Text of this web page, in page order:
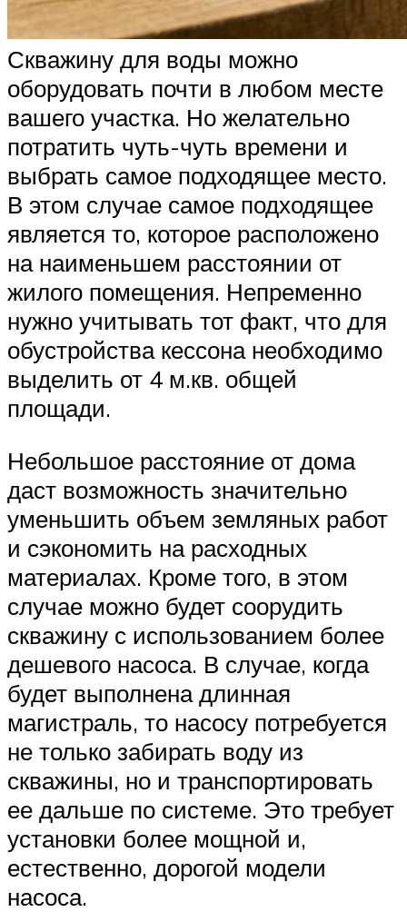
Скважину для воды можно
оборудовать почти в любом месте
вашего участка. Но желательно
потратить чуть-чуть времени и
выбрать самое подходящее место.
В этом случае самое подходящее
является то, которое расположено
на наименьшем расстоянии от
жилого помещения. Непременно
нужно учитывать тот факт, что для
обустройства кессона необходимо
выделить от 4 м.кв. общей
площади.
Небольшое расстояние от дома
даст возможность значительно
уменьшить объем земляных работ
и сэкономить на расходных
материалах. Кроме того, в этом
случае можно будет соорудить
скважину с использованием более
дешевого насоса. В случае, когда
будет выполнена длинная
магистраль, то насосу потребуется
не только забирать воду из
скважины, но и транспортировать
ее дальше по системе. Это требует
установки более мощной и,
естественно, дорогой модели
насоса.